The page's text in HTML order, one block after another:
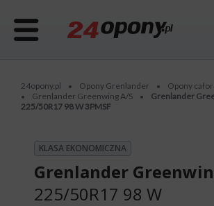
24opony.pl • Opony Grenlander • Opony
• Grenlander Greenwing A/S •
Grenlander
225/50R17 98 W 3PMSF
KLASA EKONOMICZNA
Grenlander
225/50R17 98 W